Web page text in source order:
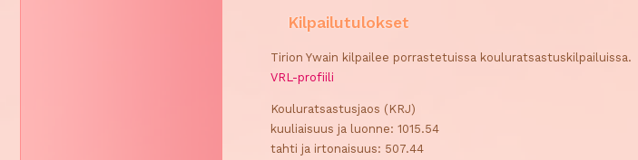
Kilpailutulokset
Tirion Ywain kilpailee porrastetuissa kouluratsastuskilpailuissa.
VRL-profiili
Kouluratsastusjaos (KRJ)
kuuliaisuus ja luonne: 1015.54
tahti ja irtonaisuus: 507.44